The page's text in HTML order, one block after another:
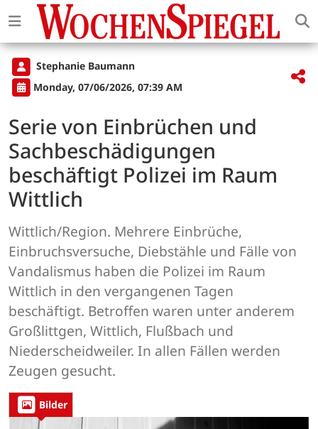
Stephanie Baumann
Monday, 07/06/2026, 07:39 AM
Serie von Einbrüchen und
Sachbeschädigungen
beschäftigt Polizei im Raum
Wittlich
Wittlich/Region. Mehrere Einbrüche,
Einbruchsversuche, Diebstähle und Fälle von
Vandalismus haben die Polizei im Raum
Wittlich in den vergangenen Tagen
beschäftigt. Betroffen waren unter anderem
Großlittgen, Wittlich, Flußbach und
Niederscheidweiler. In allen Fällen werden
Zeugen gesucht.
Bilder